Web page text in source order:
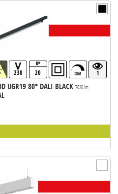
230 20 1
UGR19 80° DALI BLACK 7020 lm